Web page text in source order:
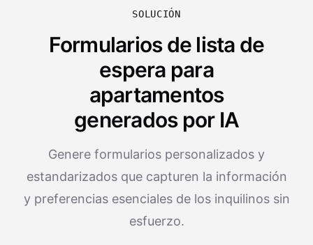
SOLUCIÓN
Formularios de lista de
espera para
apartamentos
generados por IA
Genere formularios personalizados y
estandarizados que capturen la información
y preferencias esenciales de los inquilinos sin
esfuerzo.